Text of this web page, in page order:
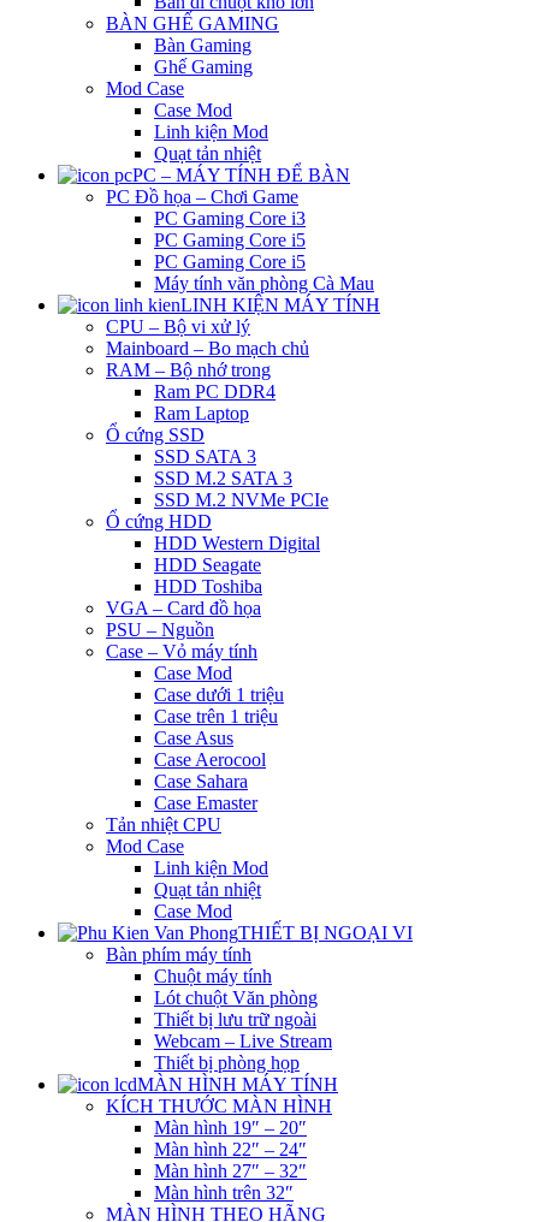
BÀN GHẾ GAMING
Bàn Gaming
Ghế Gaming
Mod Case
Case Mod
Linh kiện Mod
Quạt tản nhiệt
PC – MÁY TÍNH ĐỂ BÀN
PC Đồ họa – Chơi Game
PC Gaming Core i3
PC Gaming Core i5
PC Gaming Core i5
Máy tính văn phòng Cà Mau
LINH KIỆN MÁY TÍNH
CPU – Bộ vi xử lý
Mainboard – Bo mạch chủ
RAM – Bộ nhớ trong
Ram PC DDR4
Ram Laptop
Ổ cứng SSD
SSD SATA 3
SSD M.2 SATA 3
SSD M.2 NVMe PCIe
Ổ cứng HDD
HDD Western Digital
HDD Seagate
HDD Toshiba
VGA – Card đồ họa
PSU – Nguồn
Case – Vỏ máy tính
Case Mod
Case dưới 1 triệu
Case trên 1 triệu
Case Asus
Case Aerocool
Case Sahara
Case Emaster
Tản nhiệt CPU
Mod Case
Linh kiện Mod
Quạt tản nhiệt
Case Mod
THIẾT BỊ NGOẠI VI
Bàn phím máy tính
Chuột máy tính
Lót chuột Văn phòng
Thiết bị lưu trữ ngoài
Webcam – Live Stream
Thiết bị phòng họp
MÀN HÌNH MÁY TÍNH
KÍCH THƯỚC MÀN HÌNH
Màn hình 19″ – 20″
Màn hình 22″ – 24″
Màn hình 27″ – 32″
Màn hình trên 32″
MÀN HÌNH THEO HÃNG